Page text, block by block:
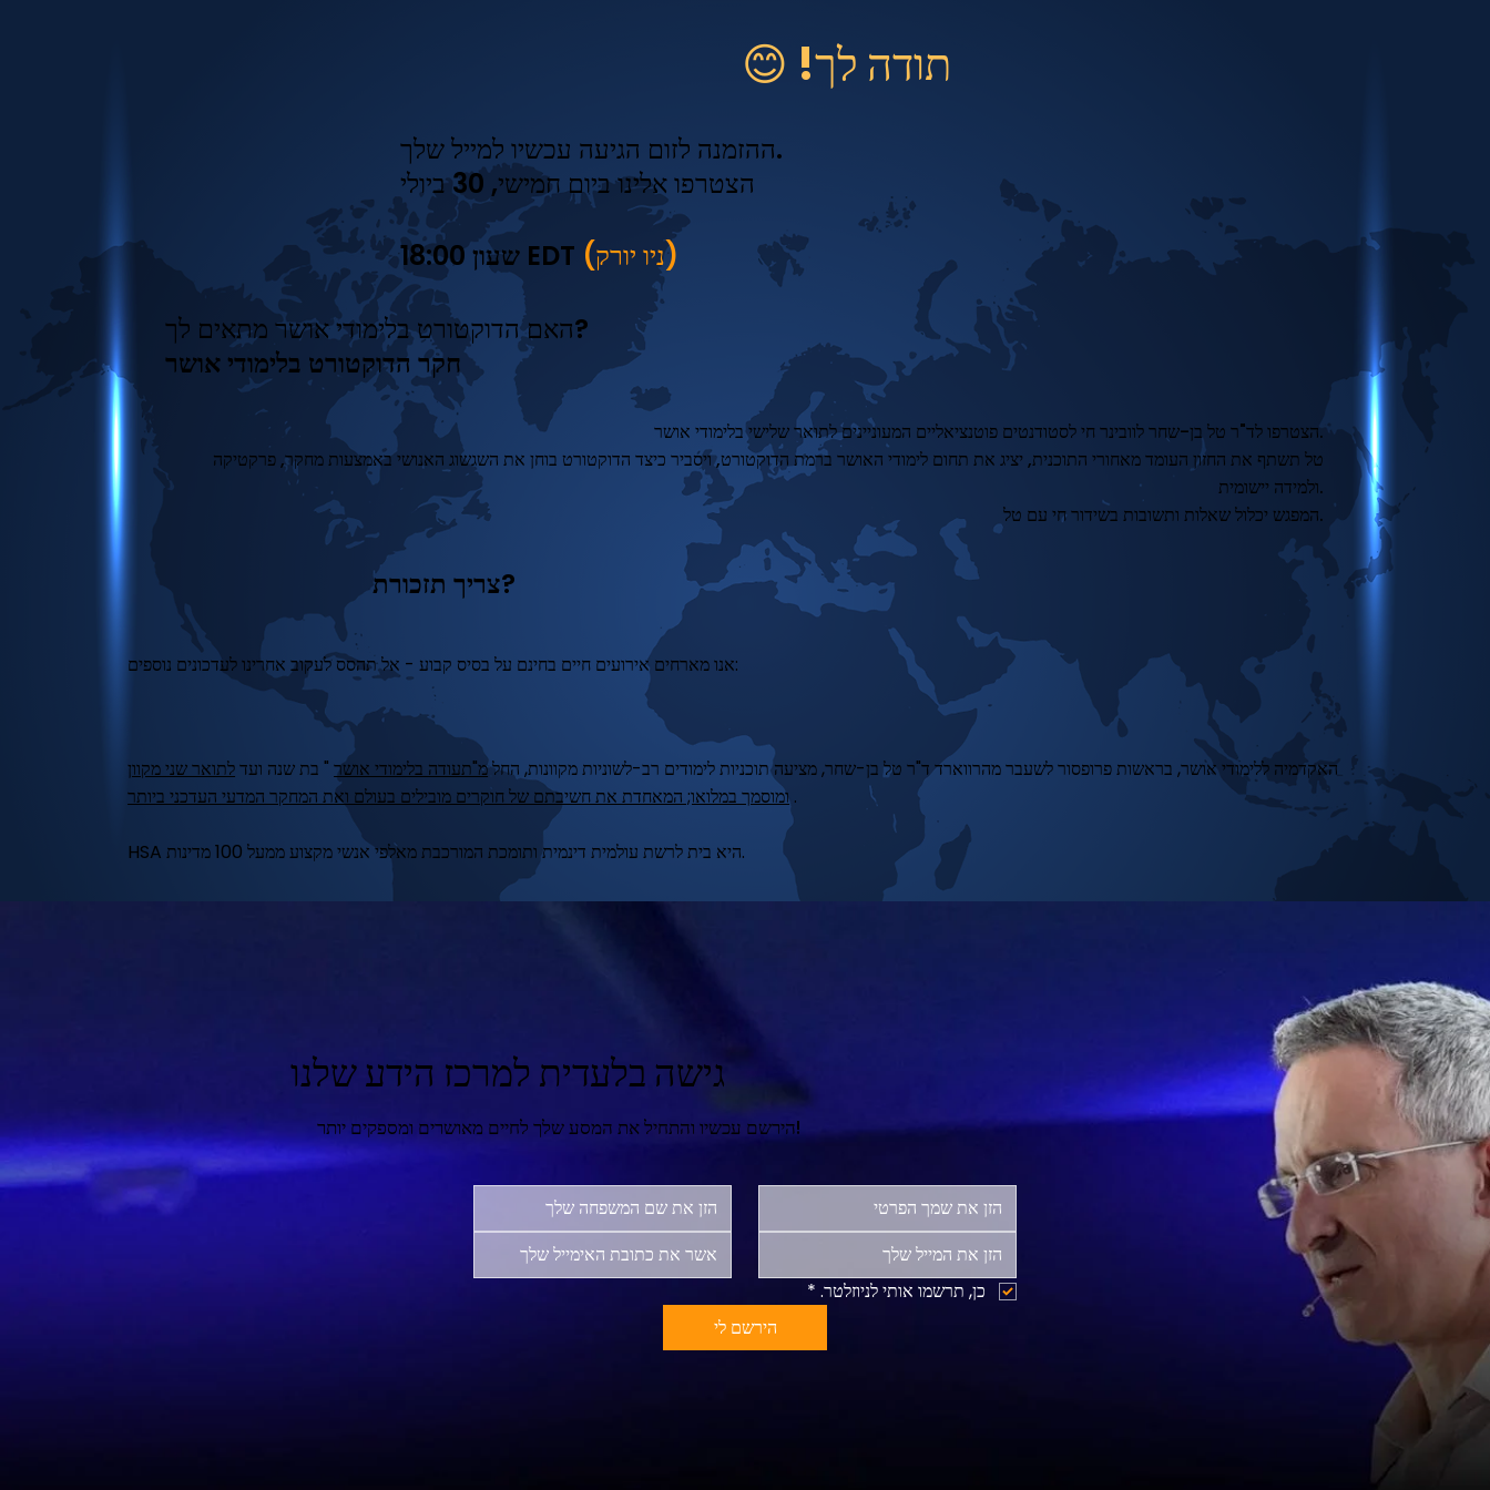
תודה לך! 😊
ההזמנה לזום הגיעה עכשיו למייל שלך.
הצטרפו אלינו ביום חמישי, 30 ביולי
18:00 שעון EDT
(ניו יורק)
האם הדוקטורט בלימודי אושר מתאים לך?
חקר הדוקטורט בלימודי אושר
הצטרפו לד"ר טל בן-שחר לוובינר חי לסטודנטים פוטנציאליים המעוניינים לתואר שלישי בלימודי אושר.
טל תשתף את החזון העומד מאחורי התוכנית, יציג את תחום לימודי האושר ברמת הדוקטורט, ויסביר כיצד הדוקטורט בוחן את השגשוג האנושי באמצעות מחקר, פרקטיקה
ולמידה יישומית.
המפגש יכלול שאלות ותשובות בשידור חי עם טל.
צריך תזכורת?
אנו מארחים אירועים חיים בחינם על בסיס קבוע - אל תהסס לעקוב אחרינו לעדכונים נוספים:
האקדמיה ללימודי אושר, בראשות פרופסור לשעבר מהרווארד ד"ר טל בן-שחר, מציעה תוכניות לימודים רב-לשוניות מקוונות, החלמ"תעודה בלימודי אושר" בת שנה ועדלתואר שני מקוון
ומוסמך במלואו; המאחדת את חשיבתם של חוקרים מובילים בעולם ואת המחקר המדעי העדכני ביותר .
HSA היא בית לרשת עולמית דינמית ותומכת המורכבת מאלפי אנשי מקצוע ממעל 100 מדינות.
גישה בלעדית למרכז הידע שלנו
הירשם עכשיו והתחיל את המסע שלך לחיים מאושרים ומספקים יותר!
כן, תרשמו אותי לניוזלטר. *
הירשם לי